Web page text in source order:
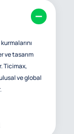
ve tasarım
Ticimax,
ve global